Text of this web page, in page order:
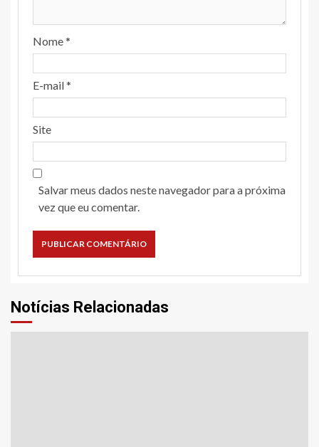
Nome*
E-mail*
Site
Salvar meus dados neste navegador para a próxima
vez que eu comentar.
Notícias Relacionadas